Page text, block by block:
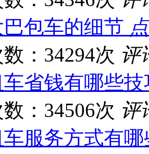
包车的细节
：34294次 评
车省钱有哪些
：34506次 评
车服务方式有哪